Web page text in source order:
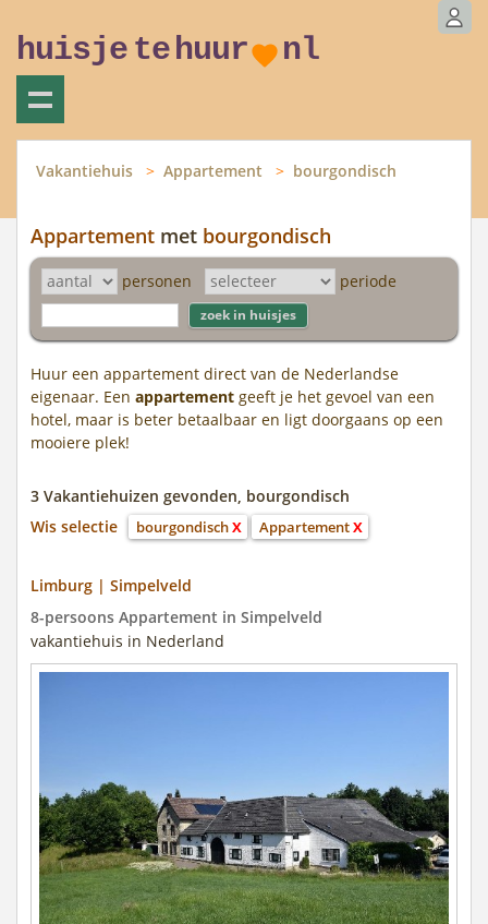
huisje tehuur nl
Vakantiehuis Appartement bourgondisch
Appartement met bourgondisch
personen periode
Huur een appartement direct van de Nederlandse
eigenaar. Een appartement geeft je het gevoel van een
hotel, maar is beter betaalbaar en ligt doorgaans op een
mooiere plek!
3 Vakantiehuizen gevonden, bourgondisch
Wis selectie
bourgondischX AppartementX
Limburg | Simpelveld
8-persoons Appartement in Simpelveld
vakantiehuis in Nederland